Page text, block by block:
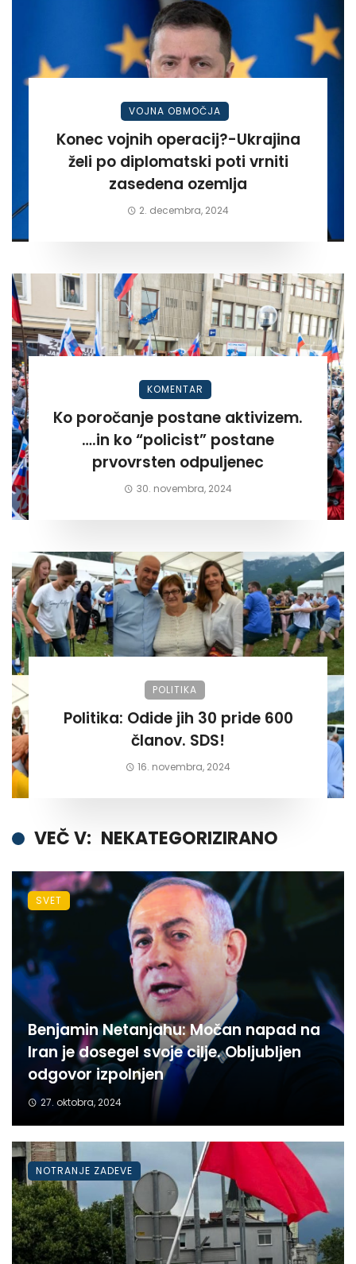
VOJNA OBMOČJA
Konec vojnih operacij?-Ukrajina
želi po diplomatski poti vrniti
zasedena ozemlja
2. decembra, 2024
KOMENTAR
Ko poročanje postane aktivizem.
….in ko “policist” postane
prvovrsten odpuljenec
30. novembra, 2024
POLITIKA
Politika: Odide jih 30 pride 600
članov. SDS!
16. novembra, 2024
VEČ V: NEKATEGORIZIRANO
Benjamin Netanjahu: Močan napad na
Iran je dosegel svoje cilje. Obljubljen
odgovor izpolnjen
27. oktobra, 2024
SVET
NOTRANJE ZADEVE